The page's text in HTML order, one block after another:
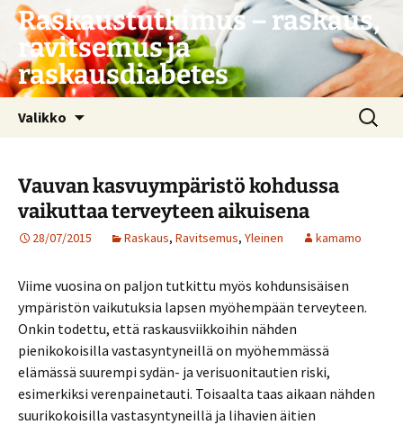
Siirry
sisältöön
Raskaustutkimus – raskaus,
ravitsemus ja
raskausdiabetes
Valikko Haku:
Vauvan kasvuympäristö kohdussa
vaikuttaa terveyteen aikuisena
28/07/2015 Raskaus, Ravitsemus, Yleinen kamamo
Viime vuosina on paljon tutkittu myös kohdunsisäisen
ympäristön vaikutuksia lapsen myöhempään terveyteen.
Onkin todettu, että raskausviikkoihin nähden
pienikokoisilla vastasyntyneillä on myöhemmässä
elämässä suurempi sydän- ja verisuonitautien riski,
esimerkiksi verenpainetauti. Toisaalta taas aikaan nähden
suurikokoisilla vastasyntyneillä ja lihavien äitien